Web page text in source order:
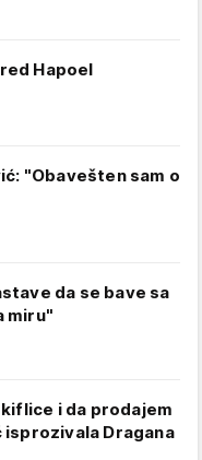
Hapoel
"Obavešten sam o
da se bave sa
miru"
i da prodajem
Dragana